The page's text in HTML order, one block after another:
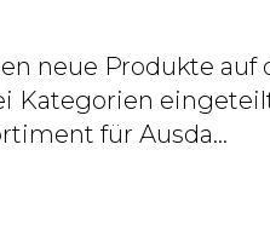
neue Produkte
eingeteilt werden:
für Ausda...